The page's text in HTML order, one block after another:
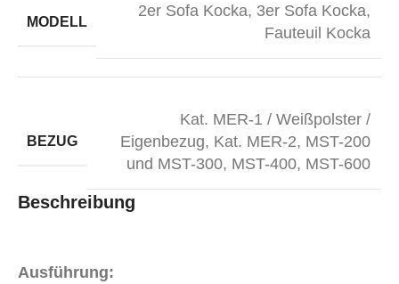
MODELL
2er Sofa Kocka, 3er Sofa Kocka,
Fauteuil Kocka
BEZUG
Kat. MER-1 / Weißpolster /
Eigenbezug, Kat. MER-2, MST-200
und MST-300, MST-400, MST-600
Beschreibung
Ausführung: